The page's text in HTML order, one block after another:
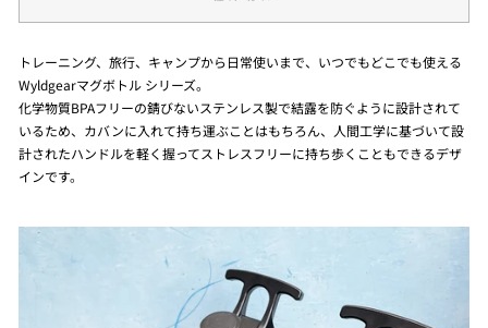
トレーニング、旅行、キャンプから日常使いまで、いつでもどこでも使える
Wyldgearマグボトル シリーズ。
化学物質BPAフリーの錆びないステンレス製で結露を防ぐように設計されて
いるため、カバンに入れて持ち運ぶことはもちろん、人間工学に基づいて設
計されたハンドルを軽く握ってストレスフリーに持ち歩くこともできるデザ
インです。